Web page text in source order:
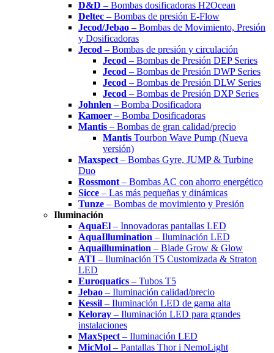
D&D – Bombas dosificadoras H2Ocean
Deltec – Bombas de presión E-Flow
Jecod/Jebao – Bombas de Movimiento, Presión
y Dosificadoras
Jecod – Bombas de presión y circulación
Jecod – Bombas de Presión DEP Series
Jecod – Bombas de Presión DWP Series
Jecod – Bombas de Presión DLW Series
Jecod – Bombas de Presión DXP Series
Johnlen – Bomba Dosificadora
Kamoer – Bomba Dosificadoras
Mantis – Bombas de gran calidad/precio
Mantis Tourbon Wave Pump (Nueva
versión)
Maxspect – Bombas Gyre, JUMP & Turbine
Duo
Rossmont – Bombas AC con ahorro energético
Sicce – Las más pequeñas y dinámicas
Tunze – Bombas de movimiento y Presión
Iluminación
AquaEl – Innovadoras pantallas LED
AquaIllumination – Iluminación LED
Aquaillumination – Blade Grow & Glow
ATI – Iluminación T5 Customizada & Straton
LED
Euroquatics – Tubos T5
Jebao – Iluminación calidad/precio
Kessil – Iluminación LED de gama alta
Keloray – Iluminación LED para grandes
instalaciones
MaxSpect – Iluminación LED
MicMol – Pantallas Thor i NemoLight